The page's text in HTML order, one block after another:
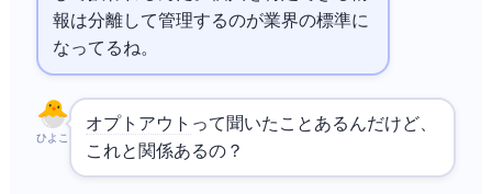
報は分離して管理するのが業界の標準に
なってるね。
ひよこ
オプトアウト って聞いたことあるんだけど、
これと関係あるの？